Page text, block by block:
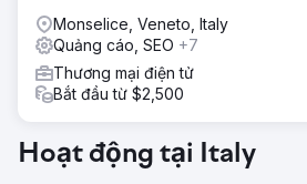
Monselice, Veneto, Italy
Quảng cáo, SEO +7
Thương mại điện tử
Bắt đầu từ $2,500
Hoạt động tại Italy